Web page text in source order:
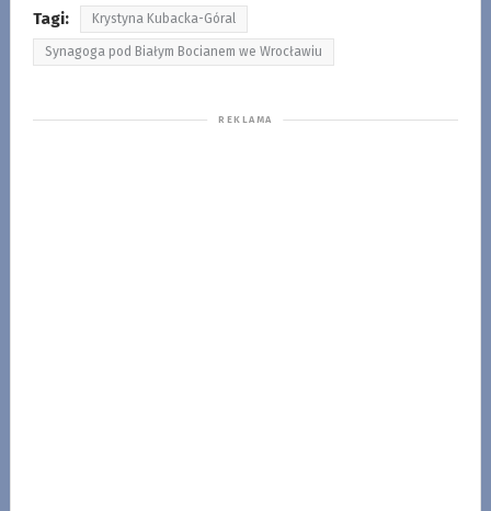
Tagi: Krystyna Kubacka-Góral
Synagoga pod Białym Bocianem we Wrocławiu